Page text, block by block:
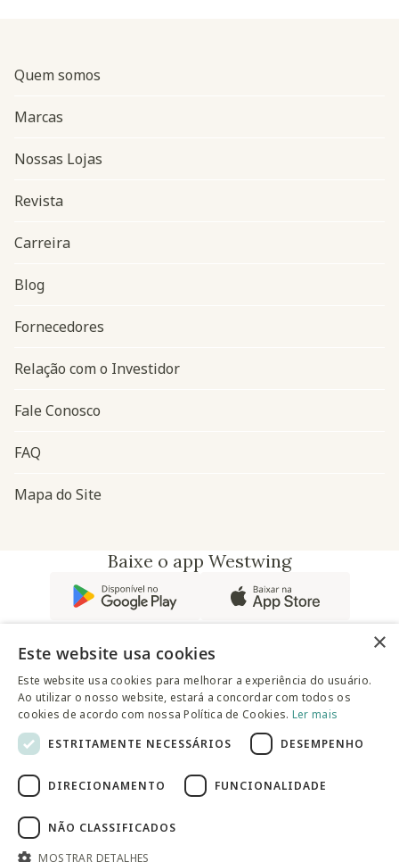
Navegação do rodapé
Quem somos
Marcas
Nossas Lojas
Revista
Carreira
Blog
Fornecedores
Relação com o Investidor
Fale Conosco
FAQ
Mapa do Site
Baixe o app Westwing
@westwingbr
Somos uma empresa certificada
© 2025 Westwing Comércio Varejista S.A WESTWING
Av. Queiroz Filho, 1700 - Torre A 5° andar - Vila Hamburguesa -
São Paulo
×
Este website usa cookies
Este website usa cookies para melhorar a experiência do usuário.
Ao utilizar o nosso website, estará a concordar com todos os
cookies de acordo com nossa Política de Cookies. Ler mais
ESTRITAMENTE NECESSÁRIOS
DESEMPENHO
DIRECIONAMENTO FUNCIONALIDADE
NÃO CLASSIFICADOS
MOSTRAR DETALHES